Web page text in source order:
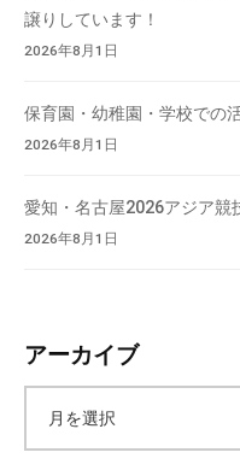
譲りしています！
2026年8月1日
保育園・幼稚園・学校での
2026年8月1日
愛知・名古屋2026アジア競
2026年8月1日
アーカイブ